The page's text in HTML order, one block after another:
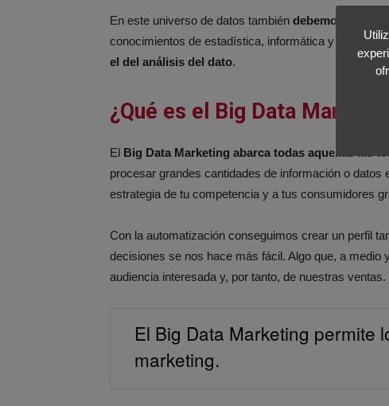
En este universo de datos también debemos tener
conocimientos de estadística, informática y física. El
el del análisis del dato.
¿Qué es el Big Data
El Big Data Marketing abarca todas aquellas las
procesar grandes cantidades de información o
estrategia de tu competencia y a tus consumidores
Con la automatización conseguimos crear un perfil
decisiones se nos hace más fácil. Algo que, a medio
audiencia interesada y, por tanto, de nuestras ventas.
El Big Data Marketing permite
marketing.